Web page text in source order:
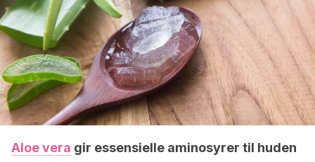
Aloe vera gir essensielle aminosyrer til huden